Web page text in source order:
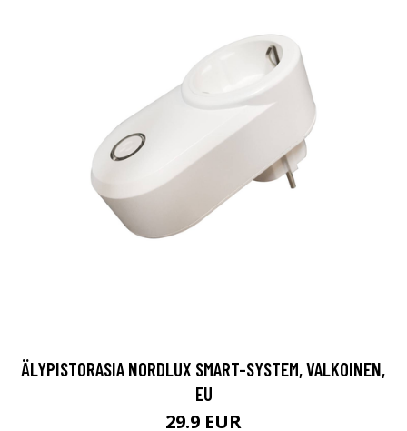
ÄLYPISTORASIA NORDLUX SMART-SYSTEM, VALKOINEN,
EU
29.9 EUR